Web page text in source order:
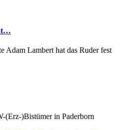
Adam Lambert hat das Ruder fest
(Erz-)Bistümer in Paderborn